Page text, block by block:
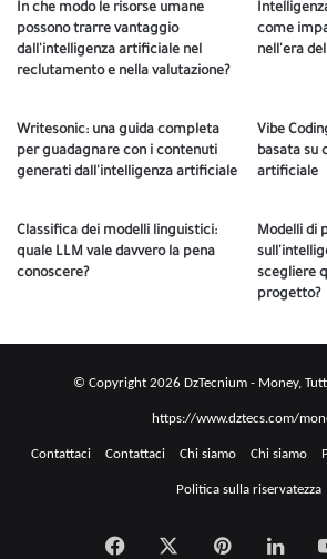
In che modo le risorse umane
possono trarre vantaggio
dall'intelligenza artificiale nel
reclutamento e nella valutazione?
come
nell'era
Writesonic: una guida completa
per guadagnare con i contenuti
generati dall'intelligenza artificiale
Vibe
basata su
artificiale
Classifica dei modelli linguistici:
quale LLM vale davvero la pena
conoscere?
Modelli di
scegliere
progetto?
© Copyright 2026 DzTecnium - Money,
https://www.dztecs.com/
Contattaci Contattaci Chi siamo Chi siamo
Politica sulla riservatezza
Facebook بينتيريست